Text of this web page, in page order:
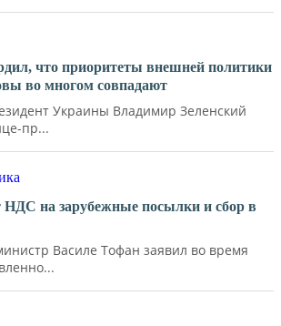
что приоритеты внешней политики
во многом совпадают
Украины Владимир Зеленский
пр...
НДС на зарубежные посылки и сбор в
Василе Тофан заявил во время